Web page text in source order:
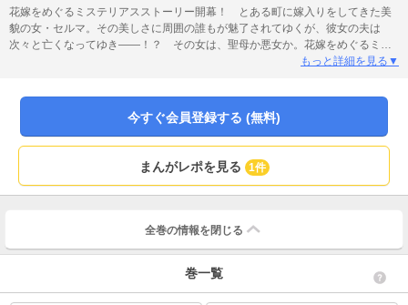
花嫁をめぐるミステリアスストーリー開幕！ とある町に嫁入りをしてきた美
貌の女・セルマ。その美しさに周囲の誰もが魅了されてゆくが、彼女の夫は
次々と亡くなってゆき――！？ その女は、聖母か悪女か。花嫁をめぐるミス
もっと詳細を見る▼
今すぐ会員登録する (無料)
まんがレポを見る 1件
全巻の情報を 閉じる
巻一覧